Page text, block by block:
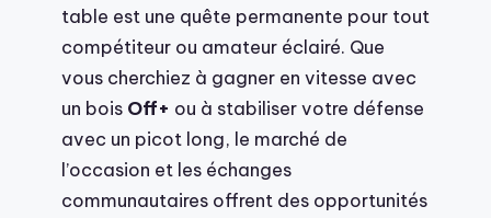
table est une quête permanente pour tout
compétiteur ou amateur éclairé. Que
vous cherchiez à gagner en vitesse avec
un bois Off+ ou à stabiliser votre défense
avec un picot long, le marché de
l’occasion et les échanges
communautaires offrent des opportunités